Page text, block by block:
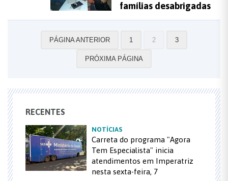
famílias desabrigadas
PÁGINA ANTERIOR 1 2 3
PRÓXIMA PÁGINA
RECENTES
NOTÍCIAS
Carreta do programa "Agora
Tem Especialista" inicia
atendimentos em Imperatriz
nesta sexta-feira, 7